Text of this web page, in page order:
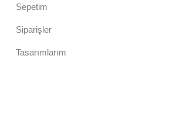
Sepetim
Siparişler
Tasarımlarım